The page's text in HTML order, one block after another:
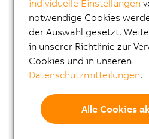
8ECM0035.1111C-
0
individuelle Einstellungen
notwendige Cookies
der Auswahl gesetzt.
in unserer Richtlinie zur
Cookies und in unseren
Datenschutzmitteilungen.
Alle Cookies